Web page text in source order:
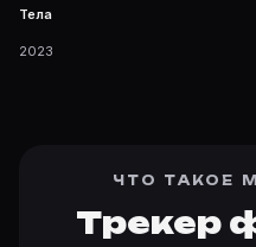
Тела
2023
ЧТО ТАКОЕ
Трекер